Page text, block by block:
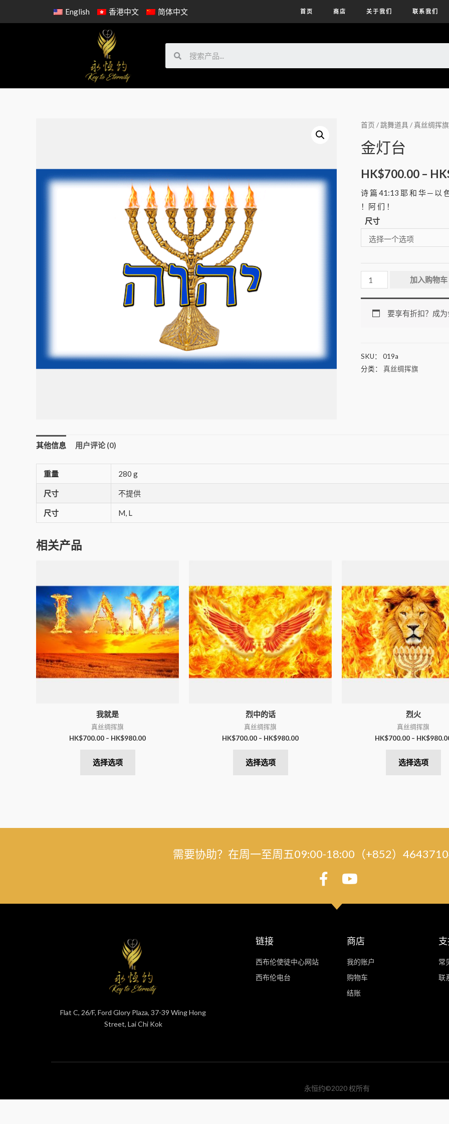
English 香港中文 简体中文 首页 商店 关于我们 联系我们
首页 / 跳舞道具 /真丝绸挥旗
金灯台
HK$700.00 –
诗 篇 41:13 耶 和 华 ─ 以
！阿 们 ！
尺寸
加入购物车
要享有折扣？成
SKU： 019a
分类： 真丝绸挥旗
其他信息 用户评论 (0)
重量 280 g
尺寸 不提供
尺寸 M, L
相关产品
我就是
真丝绸挥旗
HK$700.00 – HK$980.00
选择选项
烈中的话
真丝绸挥旗
HK$700.00 – HK$980.00
选择选项
烈火
真丝绸挥旗
HK$700.00 – HK$
选择选项
需要协助？在周一至周五09:00-18:00（+852）
Flat C, 26/F, Ford Glory Plaza, 37-39 Wing Hong
Street, Lai Chi Kok
链接
西布伦使徒中心网站
西布伦电台
商店
我的账户
购物车
结账
常
联
永恒约©2020 权所有